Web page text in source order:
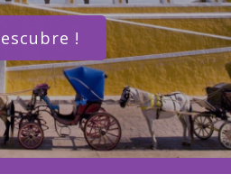
!